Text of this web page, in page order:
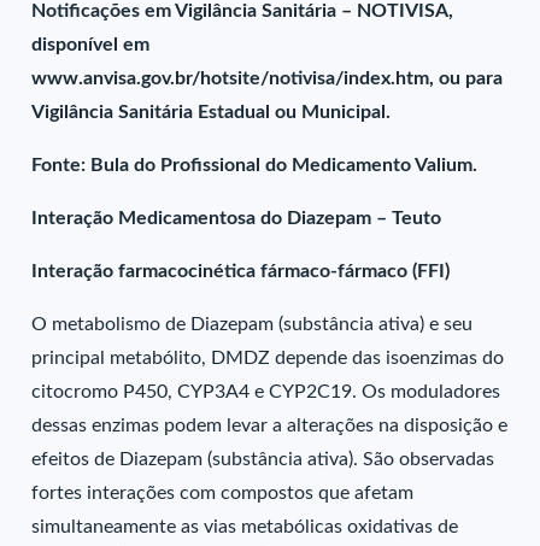
Notificações em Vigilância Sanitária – NOTIVISA,
disponível em
www.anvisa.gov.br/hotsite/notivisa/index.htm, ou para
Vigilância Sanitária Estadual ou Municipal.
Fonte: Bula do Profissional do Medicamento Valium.
Interação Medicamentosa do Diazepam – Teuto
Interação farmacocinética fármaco-fármaco (FFI)
O metabolismo de Diazepam (substância ativa) e seu
principal metabólito, DMDZ depende das isoenzimas do
citocromo P450, CYP3A4 e CYP2C19. Os moduladores
dessas enzimas podem levar a alterações na disposição e
efeitos de Diazepam (substância ativa). São observadas
fortes interações com compostos que afetam
simultaneamente as vias metabólicas oxidativas de